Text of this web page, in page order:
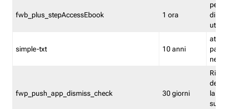
fwb_plus_stepAccessEbook 1 ora
di un
simple-txt 10 anni
attiva
fwp_push_app_dismiss_check 30 giorni
la